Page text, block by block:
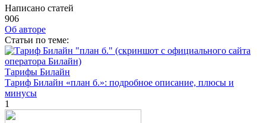
Написано статей
906
Об авторе
Cтатьи по теме:
Тарифы Билайн
Тариф Билайн «план б.»: подробное описание, плюсы и
минусы
1